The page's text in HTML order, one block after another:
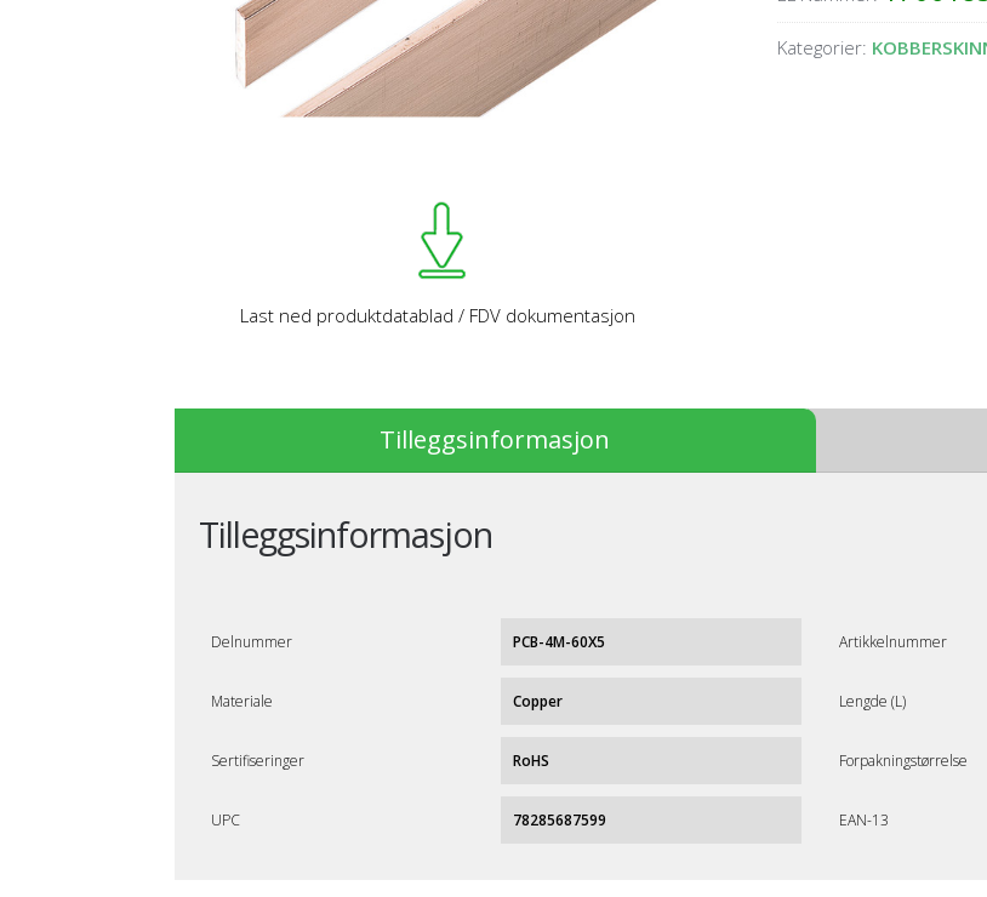
Last ned produktdatablad / FDV dokumentasjon
Kategorier:
Tilleggsinformasjon
Tilleggsinformasjon
Delnummer PCB-4M-60X5 Artikkelnummer
Materiale Copper Lengde (L)
Sertifiseringer RoHS Forpakningstørrelse
UPC 78285687599 EAN-13